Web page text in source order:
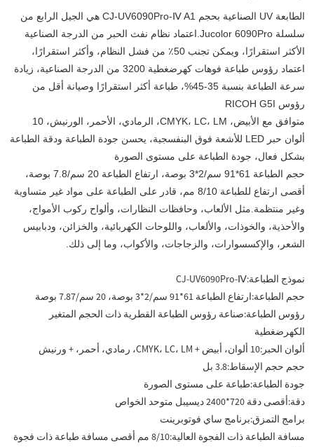
الطابعة UV الصناعية بحجم CJ-UV6090Pro-Ⅳ A1 هي الجيل الرابع من
سلسلة Jucolor 6090Pro.اعتماد نظام نفث الحبر من الدرجة الصناعية
الأكثر استقرارًا، ويمكن تجنب 50٪ من فشل النظام، وأكثر استقرارًا،
اعتماد رؤوس طباعة فوهات كهرضغطية 3200 من الدرجة الصناعية، زيادة
سرعة الطباعة بنسبة 35-45%، طباعة أكثر استقرارًا وصيانة أقل من
رؤوس RICOH G5I
متوافق مع الأبيض، CMYK، LC، LM، الرمادي، الأحمر، الورنيش، 10
ألوان حبر LED للأشعة فوق البنفسجية، يحسن جودة الطباعة ودقة الطباعة
بشكل فعال، جودة الطباعة على مستوى الصورة
حجم الطباعة 61*91 سم/2*3 بوصة، ارتفاع الطباعة 20 سم/7.8 بوصة،
أقصى ارتفاع للطباعة 8/10 مم، قادر على الطباعة على مواد غير متساوية
وغير منتظمة.مثل الألعاب، وحافظات النظارات، وألواح ركوب الأمواج،
والأحذية، والخوذات، والألعاب، واللوحات الكهربائية، والخزائن، ودبابيس
الشعر، والإكسسوارات، والزجاجات، والأكواب، وما إلى ذلك.
نموذج الطباعة:CJ-UV6090Pro-Ⅳ
حجم الطباعة:ارتفاع الطباعة 61*91 سم/2*3 بوصة، 20 سم/7.87 بوصة
رؤوس الطباعة:صناعة رؤوس الطباعة القطرية ذات الحجم المتغير
الكهرضغطية
ألوان الحبر:10 ألوان، أبيض + CMYK، LC، LM، رمادي، أحمر، + ورنيش
حجم حجم الإسقاط:3.8 بل
جودة الطباعة:طباعة على مستوى الصورة
دقة:أقصى دقة 720*2400 ديسيبل متوحد الخواص
برامج التمزق:برنامج ساي فوتوبرينت
مسافة الطباعة ذات الفجوة العالية:
8/10 مم أقصى مسافة طباعة ذات فجوة